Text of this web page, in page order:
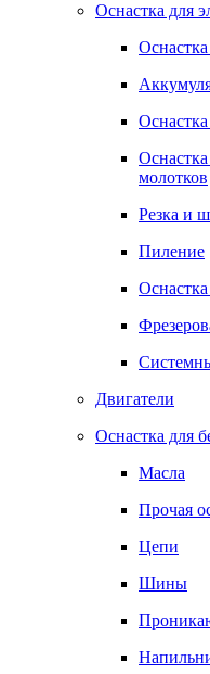
Оснастка для
молотков
Резка и
Пиление
Двигатели
Оснастка для
Масла
Прочая
Цепи
Шины